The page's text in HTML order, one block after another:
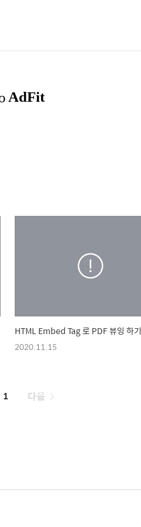
HTML Embed Tag 로 PDF 뷰잉 하기
2020.11.15
페
1 다음